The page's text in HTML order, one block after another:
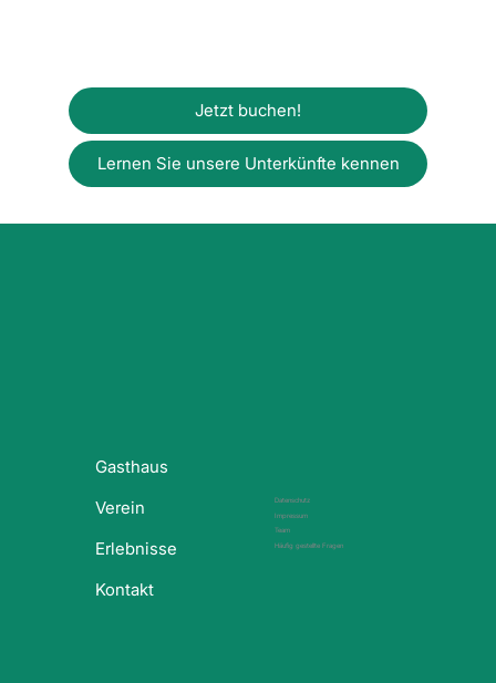
Jetzt buchen!
Lernen Sie unsere Unterkünfte kennen
Gasthaus
Verein
Erlebnisse
Kontakt
Datenschutz
Impressum
Team
Häufig gestellte Fragen